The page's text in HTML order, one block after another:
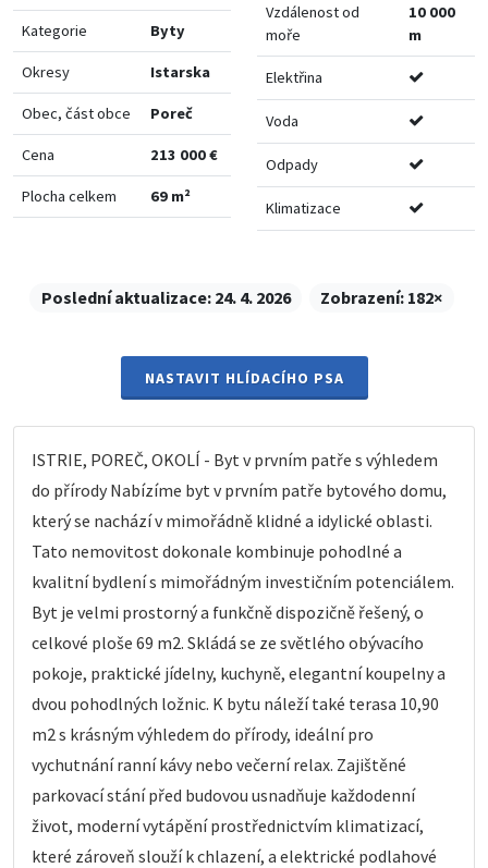
Kategorie Byty
Okresy Istarska
Obec, část obce Poreč
Cena 213 000 €
Plocha celkem 69 m²
Vzdálenost od
moře
10 000
m
Elektřina
Voda
Odpady
Klimatizace
Poslední aktualizace: 24. 4. 2026 Zobrazení: 182×
NASTAVIT HLÍDACÍHO PSA
ISTRIE, POREČ, OKOLÍ - Byt v prvním patře s výhledem
do přírody Nabízíme byt v prvním patře bytového domu,
který se nachází v mimořádně klidné a idylické oblasti.
Tato nemovitost dokonale kombinuje pohodlné a
kvalitní bydlení s mimořádným investičním potenciálem.
Byt je velmi prostorný a funkčně dispozičně řešený, o
celkové ploše 69 m2. Skládá se ze světlého obývacího
pokoje, praktické jídelny, kuchyně, elegantní koupelny a
dvou pohodlných ložnic. K bytu náleží také terasa 10,90
m2 s krásným výhledem do přírody, ideální pro
vychutnání ranní kávy nebo večerní relax. Zajištěné
parkovací stání před budovou usnadňuje každodenní
život, moderní vytápění prostřednictvím klimatizací,
které zároveň slouží k chlazení, a elektrické podlahové